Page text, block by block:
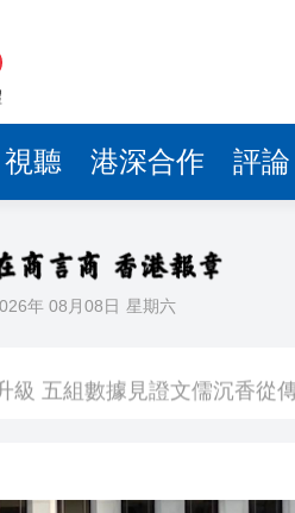
視聽 港深合作 評論
年 08月08日 星期六
協委員考察團來瓊考察
換新帶動消費約18億元
年合計營收2.58萬億 利潤總額
家齊聚深圳，共奏客家文化傳
依法公正處理黎智英求情 罪
級 五組數據見證文儒沉香從